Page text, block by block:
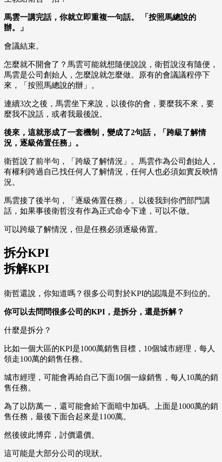
馬雲一講完話，你就立即重複一句話。 「按照馬總說的
辦。」
會議結束。
怎麼就不開會了？馬雲可能就想隨便說說，衛哲說沒有隨便，
馬雲是公司創始人，怎麼說就怎麼做。原有的會議議程停下
來，「按照馬總說的辦」。
連續3次之後，馬雲坐下來說，以後你的會，要麼我不來，要
麼我不說話，或者我最後說。
後來，這就形成了一套機制，變成了2句話，「跨級了解情
況，逐級佈置任務」。
衛哲說了前半句，「跨級了解情況」。馬雲作為公司創始人，
有權利跨過自己找任何人了解情況，任何人也必須如實反映情
況。
馬雲接了後半句，「逐級佈置任務」。以後我到你們部門講
話，如果事後衛哲沒有作為正式命令下達，可以不做。
可以跨級了解情況，但是任務必須逐級佈置。
拆分KPI
拆解KPI
衛哲還說，你知道嗎？很多公司對於KPI的認識是不到位的。
你可以去問問很多公司的KPI，是拆分，還是拆解？
什麼是拆分？
比如一個大區的KPI是1000萬銷售目標，10個城市經理，每人
領走100萬的銷售任務。
城市經理，可能會再給自己下面10個一線銷售，每人10萬的銷
售任務。
為了以防萬一，還可能會給下面暗中加碼。上面是1000萬的銷
售任務，最後下面合起來是1100萬。
然後彼此博弈，討價還價。
這可能是大部分公司的現狀。